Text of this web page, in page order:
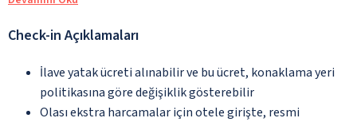
Check-in Açıklamaları
İlave yatak ücreti alınabilir ve bu ücret, konaklama yeri
politikasına göre değişiklik gösterebilir
Olası ekstra harcamalar için otele girişte, resmi